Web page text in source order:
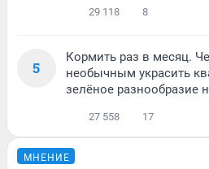
29 118 8
5
Кормить раз в месяц.
необычным украсить
зелёное разнообразие
27 558 17
МНЕНИЕ